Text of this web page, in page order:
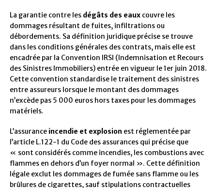
La garantie contre les dégâts des eaux couvre les
dommages résultant de fuites, infiltrations ou
débordements. Sa définition juridique précise se trouve
dans les conditions générales des contrats, mais elle est
encadrée par la Convention IRSI (Indemnisation et Recours
des Sinistres Immobiliers) entrée en vigueur le 1er juin 2018.
Cette convention standardise le traitement des sinistres
entre assureurs lorsque le montant des dommages
n’excède pas 5 000 euros hors taxes pour les dommages
matériels.
L’assurance incendie et explosion est réglementée par
l’article L.122-1 du Code des assurances qui précise que
« sont considérés comme incendies, les combustions avec
flammes en dehors d’un foyer normal ». Cette définition
légale exclut les dommages de fumée sans flamme ou les
brûlures de cigarettes, sauf stipulations contractuelles